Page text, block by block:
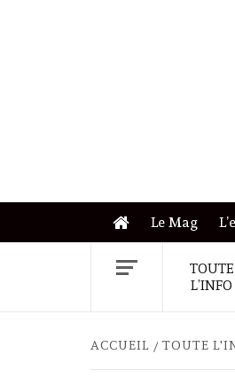
Le Mag
TOUTE
L’INFO
ACCUEIL TOUTE